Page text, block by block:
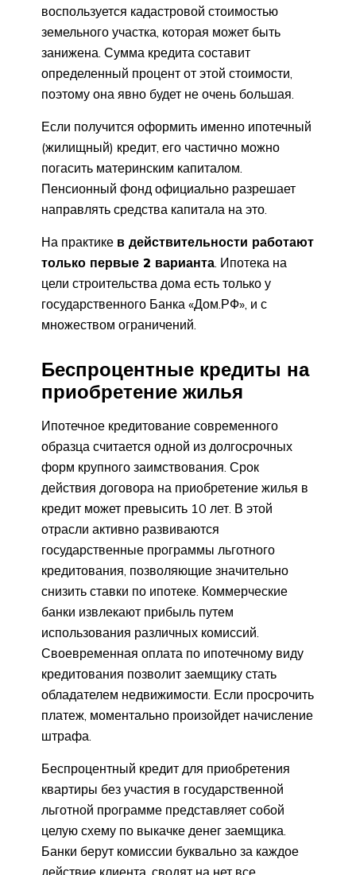
воспользуется кадастровой стоимостью
земельного участка, которая может быть
занижена. Сумма кредита составит
определенный процент от этой стоимости,
поэтому она явно будет не очень большая.
Если получится оформить именно ипотечный
(жилищный) кредит, его частично можно
погасить материнским капиталом.
Пенсионный фонд официально разрешает
направлять средства капитала на это.
На практике в действительности работают
только первые 2 варианта . Ипотека на
цели строительства дома есть только у
государственного Банка «Дом.РФ», и с
множеством ограничений.
Беспроцентные кредиты на
приобретение жилья
Ипотечное кредитование современного
образца считается одной из долгосрочных
форм крупного заимствования. Срок
действия договора на приобретение жилья в
кредит может превысить 10 лет. В этой
отрасли активно развиваются
государственные программы льготного
кредитования, позволяющие значительно
снизить ставки по ипотеке. Коммерческие
банки извлекают прибыль путем
использования различных комиссий.
Своевременная оплата по ипотечному виду
кредитования позволит заемщику стать
обладателем недвижимости. Если просрочить
платеж, моментально произойдет начисление
штрафа.
Беспроцентный кредит для приобретения
квартиры без участия в государственной
льготной программе представляет собой
целую схему по выкачке денег заемщика.
Банки берут комиссии буквально за каждое